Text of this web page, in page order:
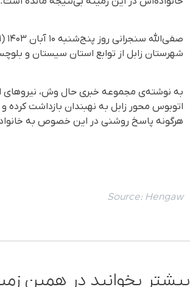
شهرستان زابل از توابع استان سیستان و
به نوشته‌ی مجموعه خبری حال وش، نیروهای
اتوبوس محور زابل به نهبندان بازداشت کرده
هرگونه پاسخ روشنی در این خصوص به
Source: Hengaw
بیشتر بخوانید در همین